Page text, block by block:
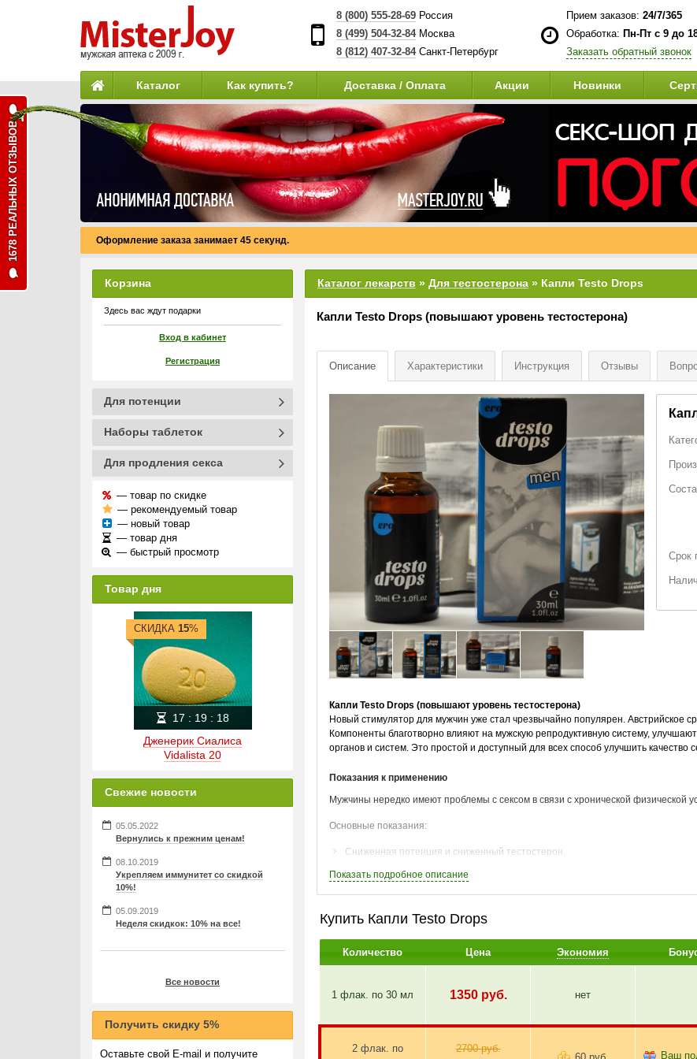
8 (800) 555-28-69Россия
8 (499) 504-32-84Москва
8 (812) 407-32-84 Санкт-Петербург
Прием заказов: 24/7/365
Обработка: Пн-Пт с 9 до
Заказать обратный звонок
Каталог Как купить? Доставка / Оплата Акции Новинки
Оформление заказа занимает 45 секунд.
Каталог лекарств » Для тестостерона » Капли Testo Drops
Капли Testo Drops (повышают уровень тестостерона)
Описание Характеристики Инструкция Отзывы
Срок
Капли Testo Drops (повышают уровень тестостерона)
Новый стимулятор для мужчин уже стал чрезвычайно популярен. Австрийское
Компоненты благотворно влияют на мужскую репродуктивную систему,
органов и систем. Это простой и доступный для всех способ улучшить качество
Показания к применению
Мужчины нередко имеют проблемы с сексом в связи с хронической физической
Основные показания:
Сниженная потенция и сниженный тестостерон.
Импотенция.
Активные компоненты повышают и продлевают мужскую потенцию, повышают
Показать подробное описание
Купить Капли Testo Drops
Количество Цена Экономия
1 флак. по 30 мл 1350руб. нет
2 флак. по
2700 руб.
Ваш
Корзина
Здесь вас ждут подарки
Вход в кабинет
Регистрация
Для потенции
Наборы таблеток
Для продления секса
— товар по скидке
— рекомендуемый товар
— новый товар
— товар дня
— быстрый просмотр
Товар дня
Дженерик Сиалиса
Vidalista 20
СКИДКА 15%
17: 19: 17
Свежие новости
05.05.2022
Вернулись к прежним ценам!
08.10.2019
Укрепляем иммунитет со скидкой
10%!
05.09.2019
Неделя скидкок: 10% на все!
Все новости
Получить скидку 5%
Оставьте свой E-mail и получите
1678 РЕАЛЬНЫХ ОТЗЫВОВ